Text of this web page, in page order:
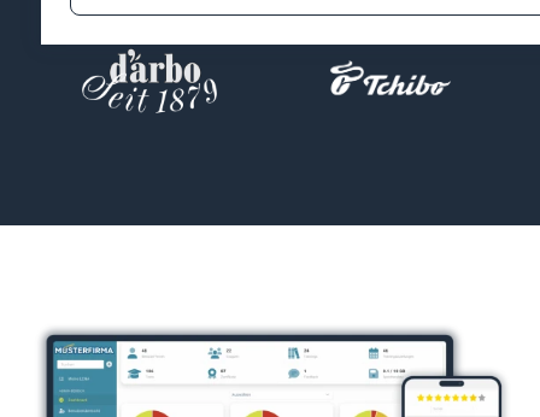
Bevorzugt verwenden wir dafür Tools, die keine Daten
ausserhalb der Europäischen Union senden.